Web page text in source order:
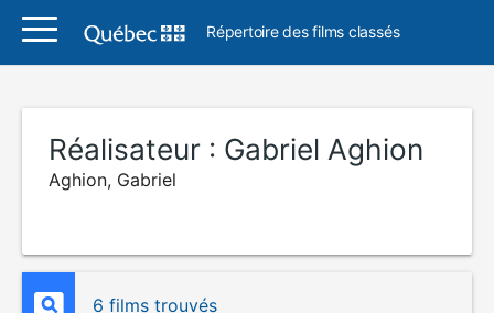
Répertoire des films classés
Réalisateur : Gabriel Aghion
Aghion, Gabriel
6 films trouvés